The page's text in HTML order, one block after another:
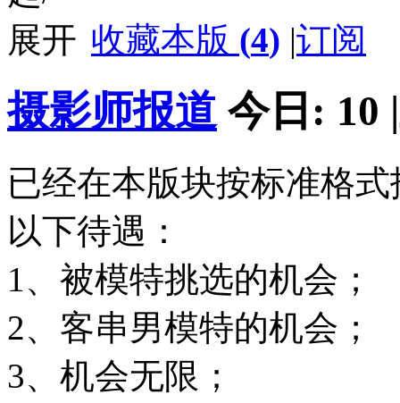
收藏本版 (4) |订阅
摄影师报道 今日: 10 |
已经在本版块按标准格
以下待遇：
1、被模特挑选的机会；
2、客串男模特的机会；
3、机会无限；